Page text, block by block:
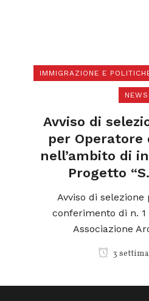
IMMIGRAZIONE E
NEWS
Avviso di
per Operatore
nell’ambito di
Progetto
Avviso di
conferimento di n. 1
Associazione
3